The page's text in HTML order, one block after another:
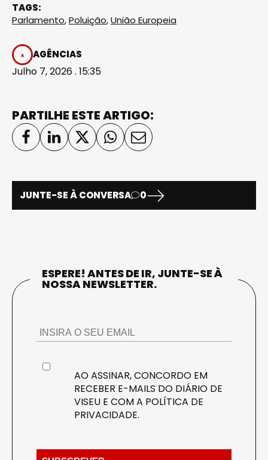
TAGS:
Parlamento,Poluição,União Europeia
AGÊNCIAS
Julho 7, 2026 . 15:35
PARTILHE ESTE ARTIGO:
JUNTE-SE À CONVERSA 0
ESPERE! ANTES DE IR, JUNTE-SE À
NOSSA NEWSLETTER.
AO ASSINAR, CONCORDO EM
RECEBER E-MAILS DO DIÁRIO DE
VISEU E COM A POLÍTICA DE
PRIVACIDADE.